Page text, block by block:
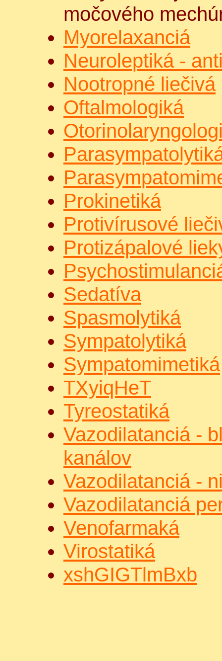
močového
Myorelaxanciá
Neuroleptiká -
Nootropné liečivá
Oftalmologiká
Prokinetiká
Protivírusové
Protizápalové
Sedatíva
Spasmolytiká
Sympatolytiká
Sympatomimetiká
TXyiqHeT
Tyreostatiká
Vazodilatanciá -
kanálov
Vazodilatanciá -
Vazodilatanciá
Venofarmaká
Virostatiká
xshGIGTlmBxb